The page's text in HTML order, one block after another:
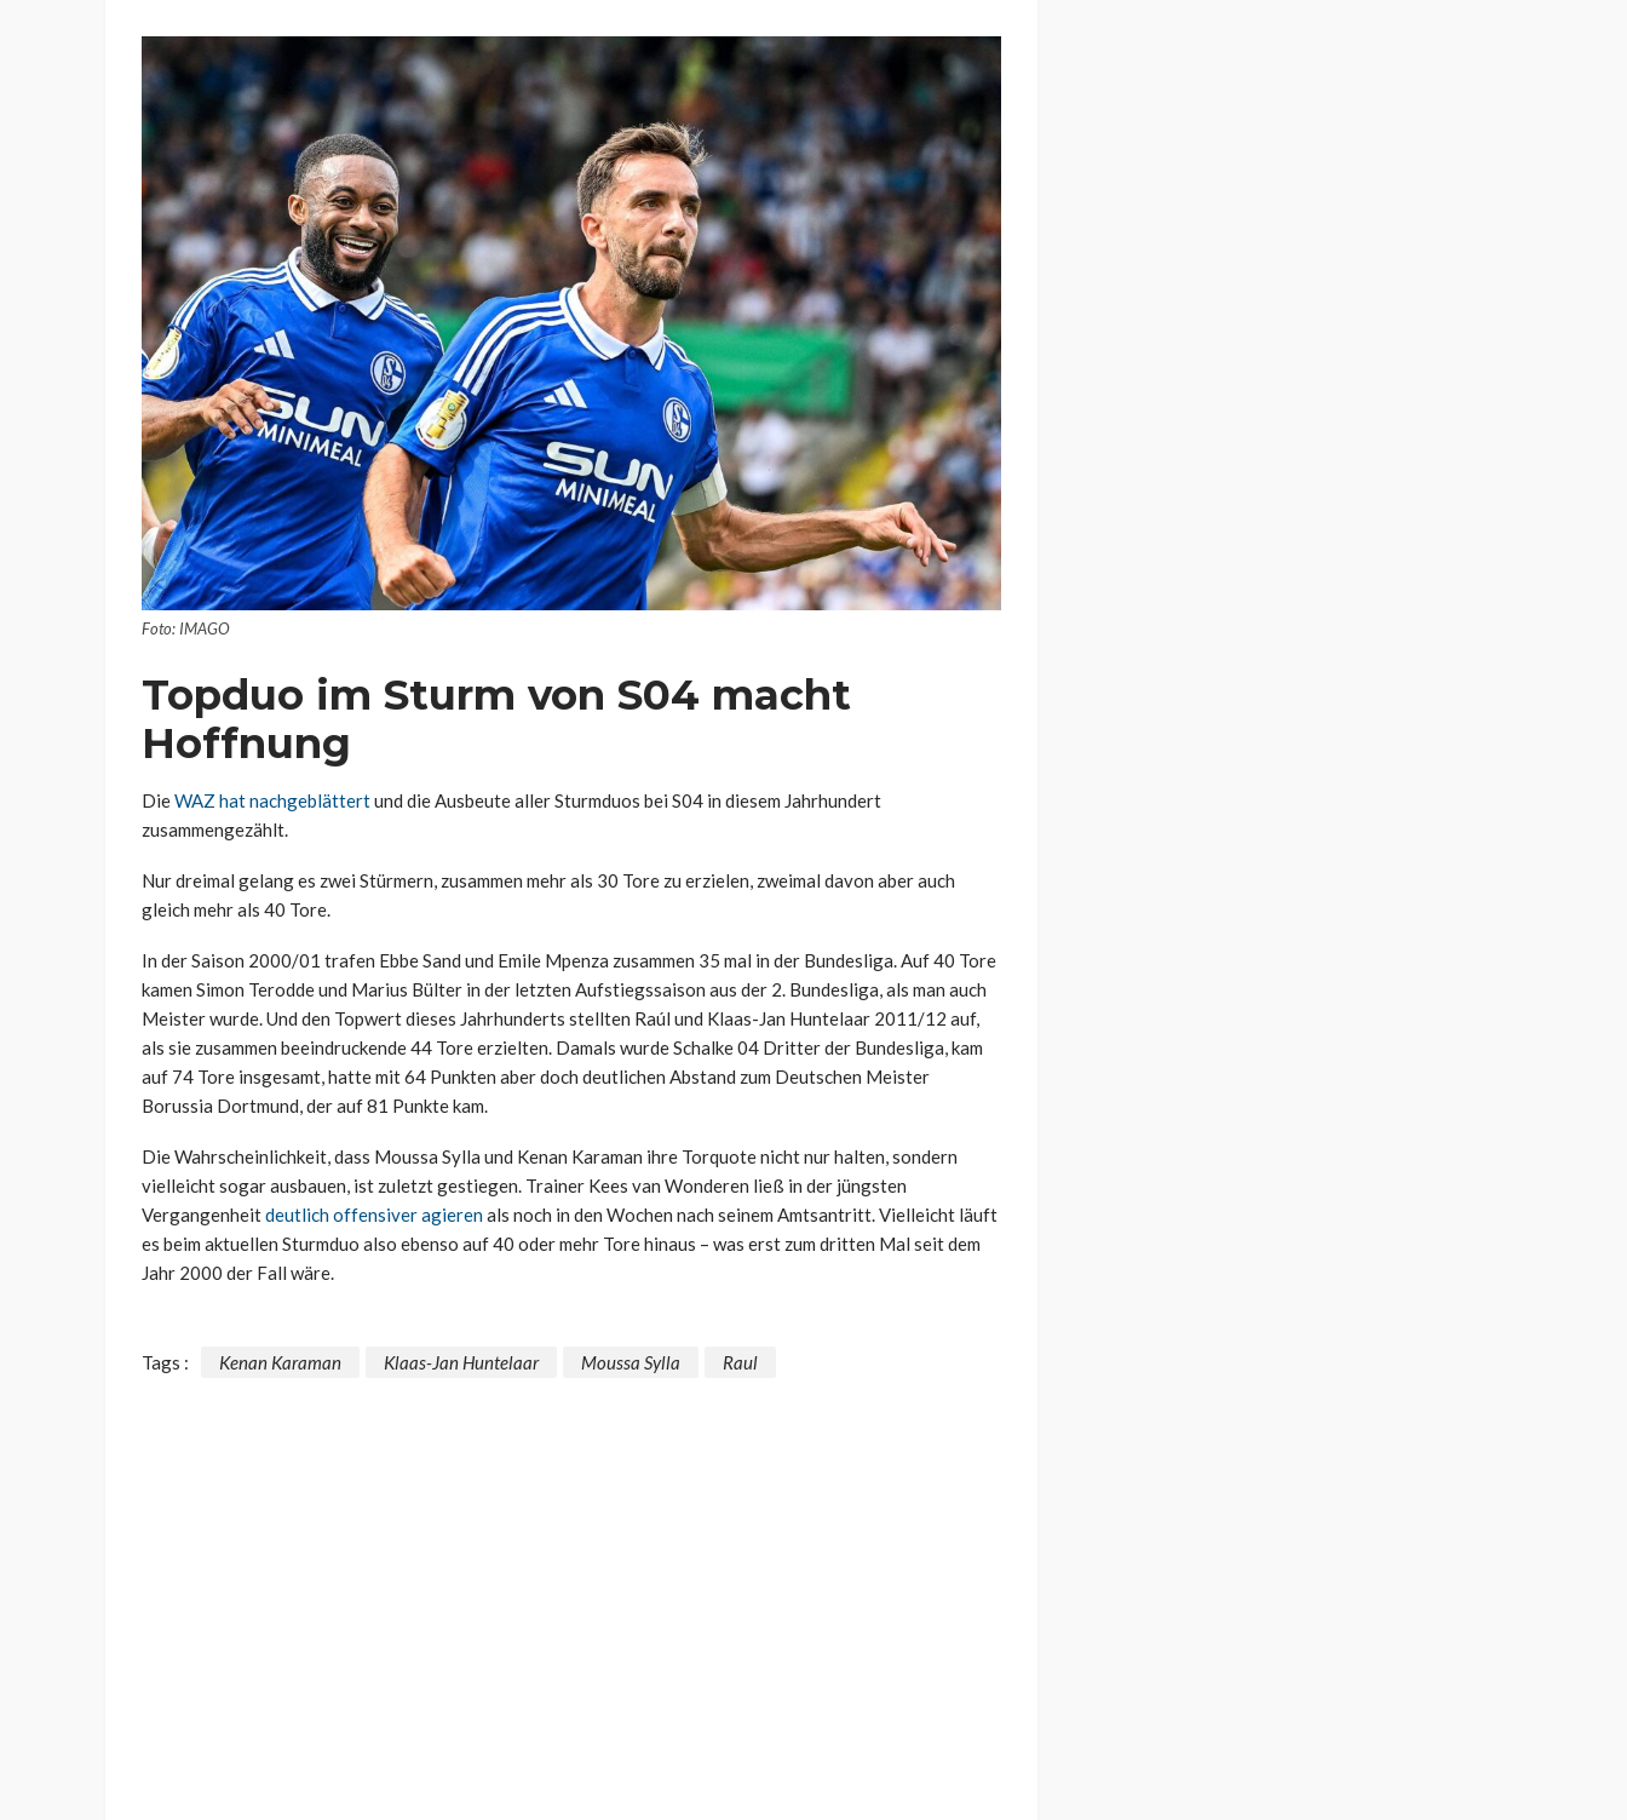
Foto: IMAGO
Topduo im Sturm von S04 macht
Hoffnung
DieWAZ hat nachgeblättertund die Ausbeute aller Sturmduos bei S04 in diesem Jahrhundert
zusammengezählt.
Nur dreimal gelang es zwei Stürmern, zusammen mehr als 30 Tore zu erzielen, zweimal davon aber auch
gleich mehr als 40 Tore.
In der Saison 2000/01 trafen Ebbe Sand und Emile Mpenza zusammen 35 mal in der Bundesliga. Auf 40 Tore
kamen Simon Terodde und Marius Bülter in der letzten Aufstiegssaison aus der 2. Bundesliga, als man auch
Meister wurde. Und den Topwert dieses Jahrhunderts stellten Raúl und Klaas-Jan Huntelaar 2011/12 auf,
als sie zusammen beeindruckende 44 Tore erzielten. Damals wurde Schalke 04 Dritter der Bundesliga, kam
auf 74 Tore insgesamt, hatte mit 64 Punkten aber doch deutlichen Abstand zum Deutschen Meister
Borussia Dortmund, der auf 81 Punkte kam.
Die Wahrscheinlichkeit, dass Moussa Sylla und Kenan Karaman ihre Torquote nicht nur halten, sondern
vielleicht sogar ausbauen, ist zuletzt gestiegen. Trainer Kees van Wonderen ließ in der jüngsten
Vergangenheitdeutlich offensiver agierenals noch in den Wochen nach seinem Amtsantritt. Vielleicht läuft
es beim aktuellen Sturmduo also ebenso auf 40 oder mehr Tore hinaus – was erst zum dritten Mal seit dem
Jahr 2000 der Fall wäre.
Tags : Kenan Karaman Klaas-Jan Huntelaar Moussa Sylla Raul